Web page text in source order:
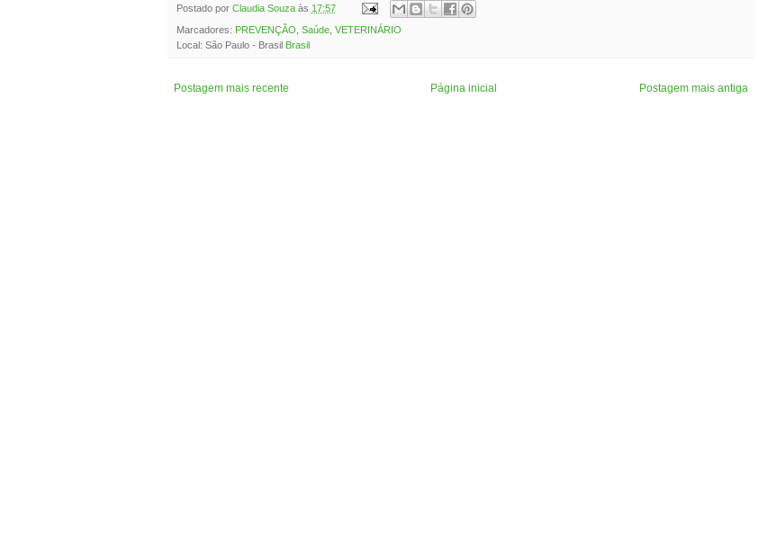
Postado por Claudia Souza às 17:57
Marcadores: PREVENÇÃO Saúde, VETERINÁRIO
Local: São Paulo - Brasil Brasil
Postagem mais recente Postagem mais antiga
Página inicial